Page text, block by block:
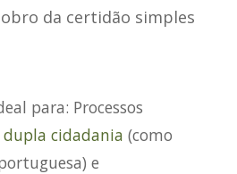
da certidão simples
para: Processos
dupla cidadania (como
e